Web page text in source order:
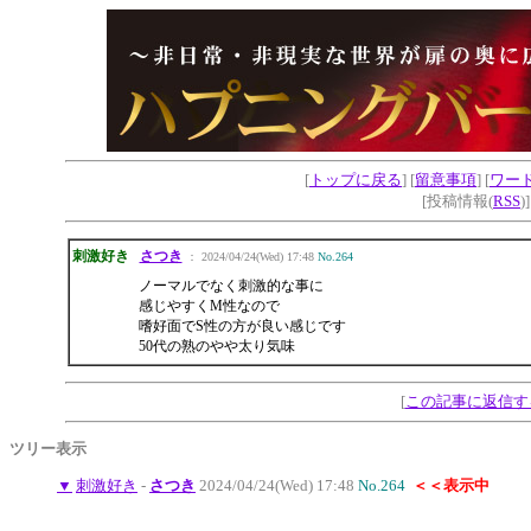
[ トップに戻る] [留意事項] [ワー
[投稿情報(RSS
刺激好き さつき ： 2024/04/24(Wed) 17:48 No.264
ノーマルでなく刺激的な事に
感じやすくM性なので
嗜好面でS性の方が良い感じです
50代の熟のやや太り気味
[この記事に返信す
ツリー表示
▼ 刺激好き - さつき 2024/04/24(Wed) 17:48 No.264 ＜＜表示中